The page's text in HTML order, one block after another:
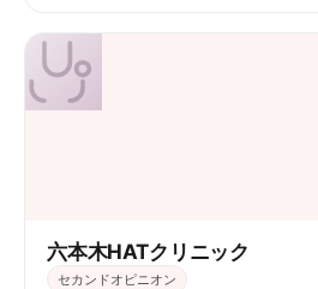
六本木HATクリニック
セカンドオピニオン